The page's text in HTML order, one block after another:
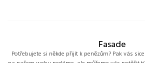
Fasade
Potřebujete si někde přijít k penězům? Pak vás